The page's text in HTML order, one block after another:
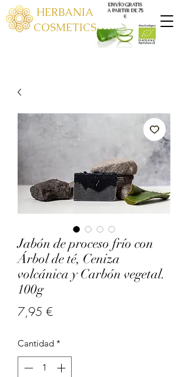
HERBANIA
COSMETICS
ENVÍO GRATIS
A PARTIR DE 75
€
Jabón de proceso frío con
Árbol de té, Ceniza
volcánica y Carbón vegetal.
100g
7,95 €Precio
Cantidad *